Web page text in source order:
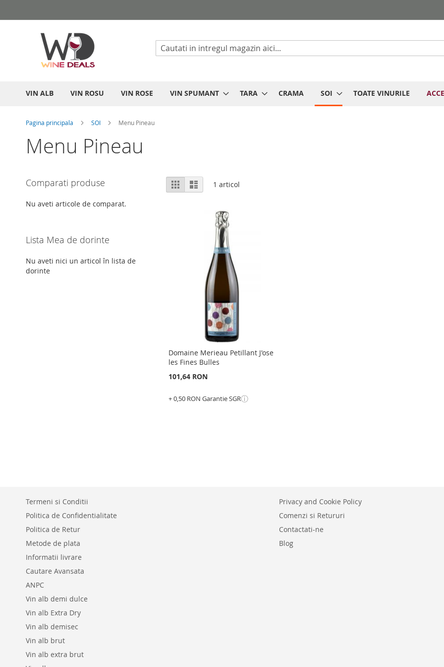
la
Cautare
VIN ALB VIN ROSU VIN ROSE VIN SPUMANT TARA CRAMA SOI TOATE VINURILE
Pagina principala SOI Menu Pineau
Menu Pineau
Vizualizare
ca
Grila List 1 articol
Domaine Merieau Petillant J'ose
les Fines Bulles
101,64 RON
+ 0,50 RON Garantie SGRⓘ
Comparati produse
Nu aveti articole de comparat.
Lista Mea de dorinte
Nu aveti nici un articol în lista de
dorinte
Termeni si Conditii
Politica de Confidentialitate
Politica de Retur
Metode de plata
Informatii livrare
Cautare Avansata
ANPC
Vin alb demi dulce
Vin alb Extra Dry
Vin alb demisec
Vin alb brut
Vin alb extra brut
Privacy and Cookie Policy
Comenzi si Retururi
Contactati-ne
Blog